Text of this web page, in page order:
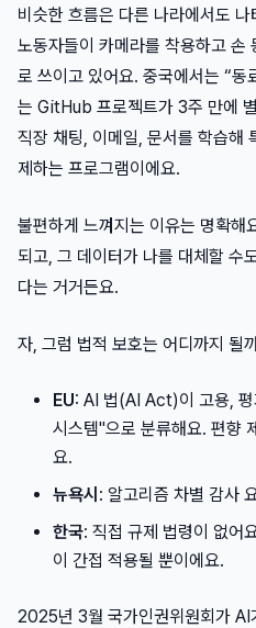
비슷한 흐름은 다른 나라에서도
노동자들이 카메라를 착용하고 손
로 쓰이고 있어요. 중국에서는 “
는 GitHub 프로젝트가 3주 만에
직장 채팅, 이메일, 문서를 학습해
제하는 프로그램이에요.
불편하게 느껴지는 이유는 명확해
되고, 그 데이터가 나를 대체할 수
다는 거거든요.
자, 그럼 법적 보호는 어디까지 될
EU: AI 법(AI Act)이 고용, 평
시스템"으로 분류해요. 편향
요.
뉴욕시 : 알고리즘 차별 감사
한국: 직접 규제 법령이 없어
이 간접 적용될 뿐이에요.
2025년 3월 국가인권위원회가 AI